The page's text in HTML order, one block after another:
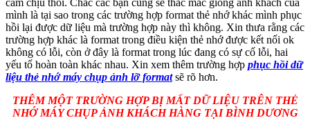
mình là tại sao trong các trường hợp format thẻ nhớ khác mình phục
hồi lại được dữ liệu mà trường hợp này thì không. Xin thưa rằng các
trường hợp khác là format trong điều kiện thẻ nhớ được kết nối ok
không có lỗi, còn ở đây là format trong lúc đang có sự cố lỗi, hai
yếu tố hoàn toàn khác nhau. Xin xem thêm trường hợp phục hồi dữ
liệu thẻ nhớ máy chụp ảnh lỡ formatsẽ rõ hơn.
THÊM MỘT TRƯỜNG HỢP BỊ MẤT DỮ LIỆU TRÊN THẺ
NHỚ MÁY CHỤP ẢNH KHÁCH HÀNG TẠI BÌNH DƯƠNG